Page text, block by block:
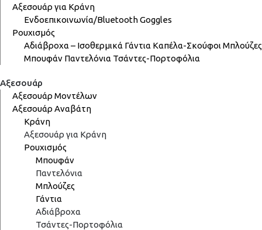
Αξεσουάρ για Κράνη
Ενδοεπικοινωνία/BluetoothGoggles
Ρουχισμός
Αδιάβροχα – Ισοθερμικά Γάντια Καπέλα-Σκούφοι Μπλούζες
Μπουφάν Παντελόνια Τσάντες-Πορτοφόλια
Αξεσουάρ
Αξεσουάρ Μοντέλων
Αξεσουάρ Αναβάτη
Κράνη
Αξεσουάρ για Κράνη
Ρουχισμός
Μπουφάν
Παντελόνια
Μπλούζες
Γάντια
Αδιάβροχα
Τσάντες-Πορτοφόλια